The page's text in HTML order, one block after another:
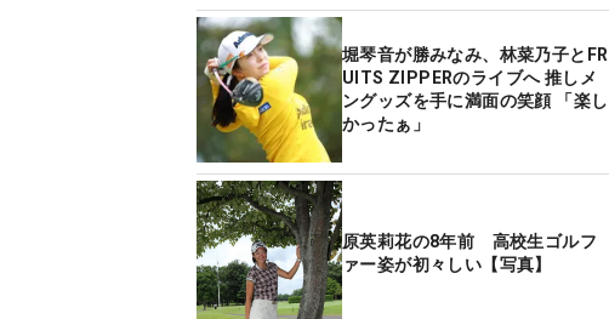
堀琴音が勝みなみ、林菜乃子とFR
UITS ZIPPERのライブへ 推しメ
ングッズを手に満面の笑顔 「楽し
かったぁ」
原英莉花の8年前 高校生ゴルフ
ァー姿が初々しい【写真】